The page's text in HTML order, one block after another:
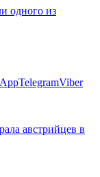
одного из
TelegramViber
австрийцев в